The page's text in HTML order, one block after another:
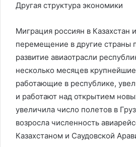
Другая структура экономики
Миграция россиян в Казахстан
перемещение в другие страны
развитие авиаотрасли
несколько месяцев
работающие в республике,
и работают над открытием
увеличила число полетов в
возросла численность
Казахстаном и Саудовской